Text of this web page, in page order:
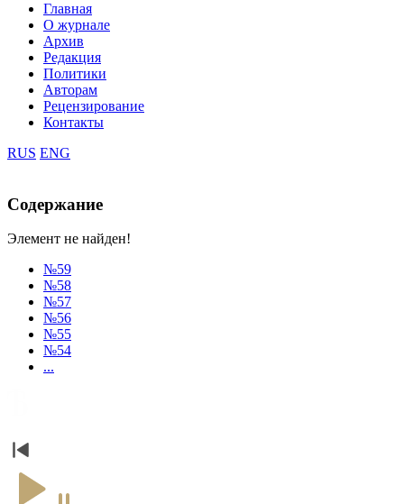
Главная
О журнале
Архив
Редакция
Политики
Авторам
Рецензирование
Контакты
RUS ENG
Содержание
Элемент не найден!
№59
№58
№57
№56
№55
№54
...